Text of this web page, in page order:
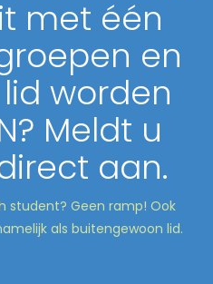
met één
en
worden
Meldt u
aan.
student? Geen ramp! Ook
als buitengewoon lid.